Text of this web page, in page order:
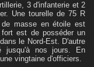
3 d'infanterie et 2
Une tourelle de 75 R
masse en étoile est
est de posséder un
le Nord-Est. D'autre
jusqu'à nos jours. En
vingtaine d'officiers.